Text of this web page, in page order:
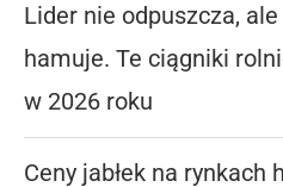
Lider nie odpuszcza,
hamuje. Te ciągniki
w 2026 roku
Ceny jabłek na rynkach